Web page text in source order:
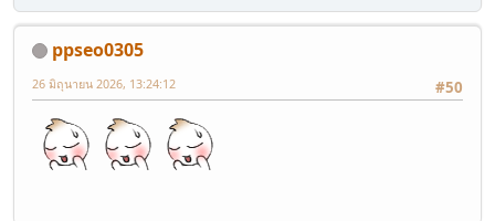
ppseo0305
#50
26 มิถุนายน 2026, 13:24:12